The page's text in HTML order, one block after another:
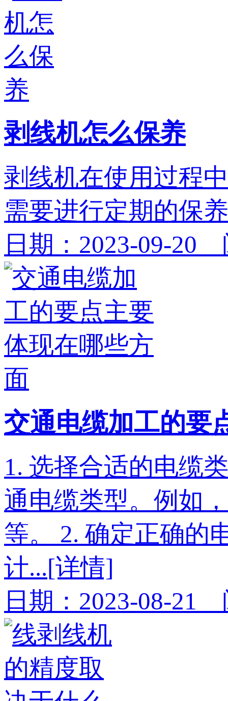
剥线机怎么保养
剥线机在使用过程
需要进行定期的保
日期：2023-09-20
交通电缆加工的要
1. 选择合适的电缆
通电缆类型。例如
等。 2. 确定正确的
计...[详情]
日期：2023-08-21